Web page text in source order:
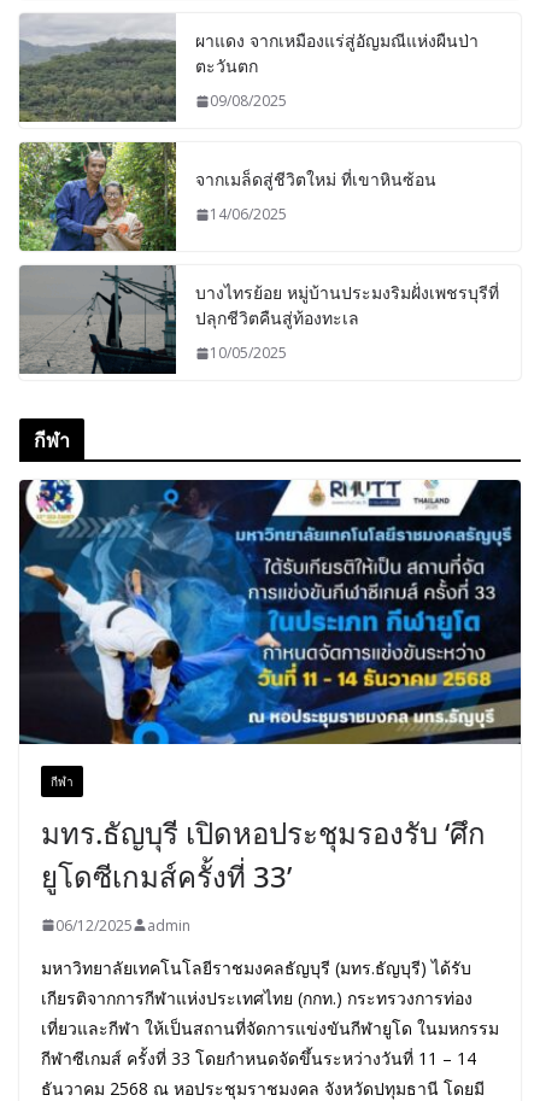
ผาแดง จากเหมืองแร่สู่อัญมณีแห่งผืนป่า
ตะวันตก
09/08/2025
จากเมล็ดสู่ชีวิตใหม่ ที่เขาหินซ้อน
14/06/2025
บางไทรย้อย หมู่บ้านประมงริมฝั่งเพชรบุรีที่
ปลุกชีวิตคืนสู่ท้องทะเล
10/05/2025
กีฬา
กีฬา
มทร.ธัญบุรี เปิดหอประชุมรองรับ ‘ศึก
ยูโดซีเกมส์ครั้งที่ 33’
06/12/2025 admin
มหาวิทยาลัยเทคโนโลยีราชมงคลธัญบุรี (มทร.ธัญบุรี) ได้รับ
เกียรติจากการกีฬาแห่งประเทศไทย (กกท.) กระทรวงการท่อง
เที่ยวและกีฬา ให้เป็นสถานที่จัดการแข่งขันกีฬายูโด ในมหกรรม
กีฬาซีเกมส์ ครั้งที่ 33 โดยกำหนดจัดขึ้นระหว่างวันที่ 11 – 14
ธันวาคม 2568 ณ หอประชุมราชมงคล จังหวัดปทุมธานี โดยมี